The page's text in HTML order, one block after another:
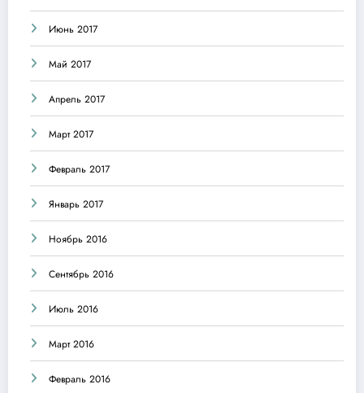
Июнь 2017
Май 2017
Апрель 2017
Март 2017
Февраль 2017
Январь 2017
Ноябрь 2016
Сентябрь 2016
Июль 2016
Март 2016
Февраль 2016